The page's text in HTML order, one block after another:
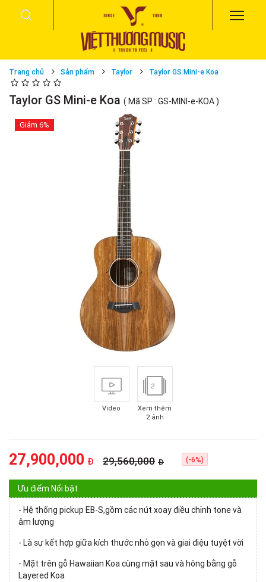
Trang chủ Sản phẩm Taylor Taylor GS Mini-e Koa
Taylor GS Mini-e Koa ( Mã SP : GS-MINI-e-KOA )
Giảm 6%
Video
2
Xem thêm
2 ảnh
27,900,000 Đ 29,560,000 Đ (-6%)
Ưu điểm Nổi bật
- Hệ thống pickup EB-S,gồm các nút xoay điều chỉnh tone và
âm lượng
- Là sự kết hợp giữa kích thước nhỏ gọn và giai điệu tuyệt vời
- Mặt trên gỗ Hawaiian Koa cùng mặt sau và hông bằng gỗ
Layered Koa